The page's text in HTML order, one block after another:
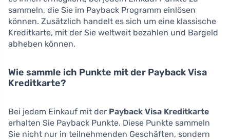
sammeln, die Sie im Payback Programm einlösen
können. Zusätzlich handelt es sich um eine klassische
Kreditkarte, mit der Sie weltweit bezahlen und Bargeld
abheben können.
Wie sammle ich Punkte mit der Payback Visa
Kreditkarte?
Bei jedem Einkauf mit der Payback Visa Kreditkarte
erhalten Sie Payback Punkte. Diese Punkte sammeln
Sie nicht nur in teilnehmenden Geschäften, sondern